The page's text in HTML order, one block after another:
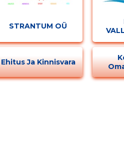
STRANTUM OÜ
Ehitus Ja Kinnisvara